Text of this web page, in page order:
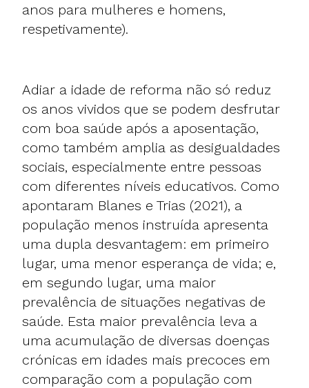
anos para mulheres e homens,
respetivamente).
Adiar a idade de reforma não só reduz
os anos vividos que se podem desfrutar
com boa saúde após a aposentação,
como também amplia as desigualdades
sociais, especialmente entre pessoas
com diferentes níveis educativos. Como
apontaram Blanes e Trias (2021), a
população menos instruída apresenta
uma dupla desvantagem: em primeiro
lugar, uma menor esperança de vida; e,
em segundo lugar, uma maior
prevalência de situações negativas de
saúde. Esta maior prevalência leva a
uma acumulação de diversas doenças
crónicas em idades mais precoces em
comparação com a população com